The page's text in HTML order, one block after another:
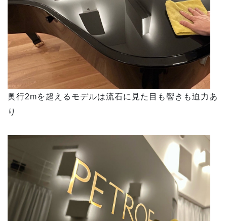
奥行2mを超えるモデルは流石に見た目も響きも迫力あ
り